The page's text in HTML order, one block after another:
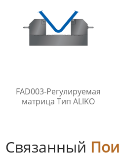
FAD003-Регулируемая
матрица Тип АLIKO
Связанный